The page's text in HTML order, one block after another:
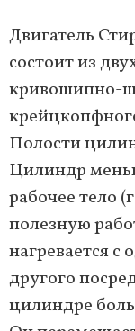
Двигатель
состоит из
кривошипно-
Полости
Цилиндр
рабочее тело
полезную
нагревается с
другого
цилиндре